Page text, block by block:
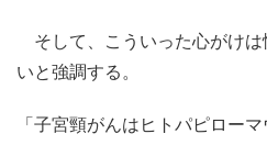
そして、こういった心がけは
いと強調する。
「子宮頸がんはヒトパピロー